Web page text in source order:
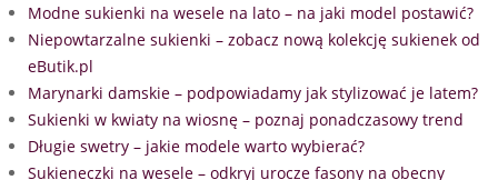
Modne sukienki na wesele na lato – na jaki model postawić?
Niepowtarzalne sukienki – zobacz nową kolekcję sukienek od
eButik.pl
Marynarki damskie – podpowiadamy jak stylizować je latem?
Sukienki w kwiaty na wiosnę – poznaj ponadczasowy trend
Długie swetry – jakie modele warto wybierać?
Sukieneczki na wesele – odkryj urocze fasony na obecny